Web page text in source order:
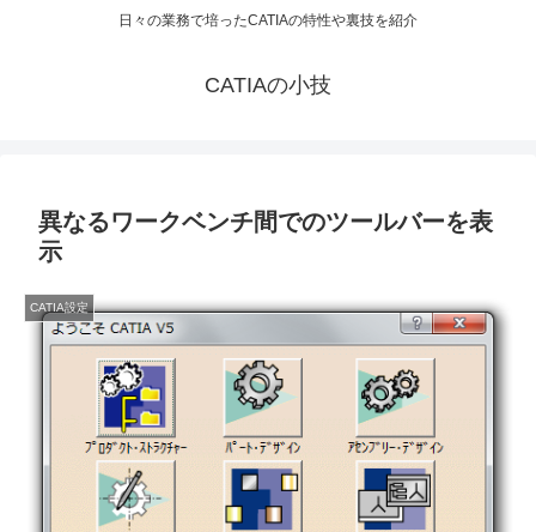
日々の業務で培ったCATIAの特性や裏技を紹介
CATIAの小技
異なるワークベンチ間でのツールバーを表
示
CATIA設定